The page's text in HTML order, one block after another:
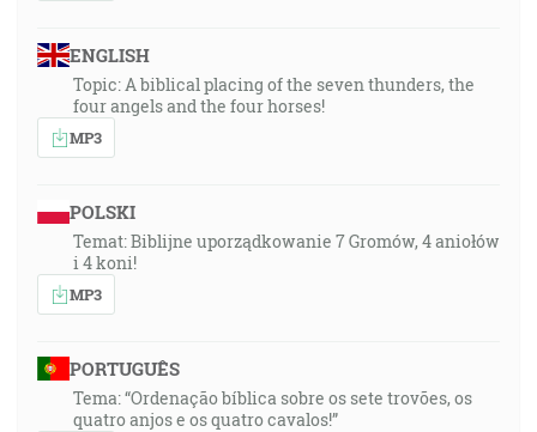
ENGLISH
Topic: A biblical placing of the seven thunders, the
four angels and the four horses!
MP3
POLSKI
Temat: Biblijne uporządkowanie 7 Gromów, 4 aniołów
i 4 koni!
MP3
PORTUGUÊS
Tema: “Ordenação bíblica sobre os sete trovões, os
quatro anjos e os quatro cavalos!”